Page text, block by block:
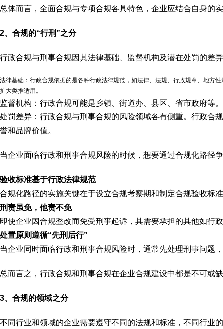
总体而言，全面合规与专项合规各具特色，企业应结合自身的
2、合规的“行刑”之分
行政合规与刑事合规因其法律基础、监督机构及潜在处罚的差
法律基础：行政合规依据的是各种行政法律规范，如法律、法规、行政规章、地方
扩大类推适用。
监督机构：行政合规可能是乡镇、街道办、县区、省市政府等
处罚差异：行政合规与刑事合规的风险领域各有侧重。行政合
誉和品牌价值。
当企业面临行政和刑事合规风险的时候，想要通过合规化路径
验收标准基于行政法律规范
合规化路径的实施关键在于设立合规考察期和制定合规验收标
刑责虽免，他责不免
即使企业因合规整改而免受刑事起诉，其需要承担的其他如行
处置原则遵循“先刑后行”
当企业同时面临行政和刑事合规风险时，通常先处理刑事问题
总而言之，行政合规和刑事合规在企业合规建设中都是不可或
3、合规的领域之分
不同行业和领域的企业需要遵守不同的法规和标准，不同行业